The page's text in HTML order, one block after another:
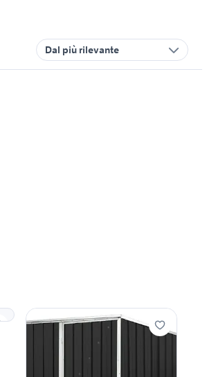
Dal più rilevante